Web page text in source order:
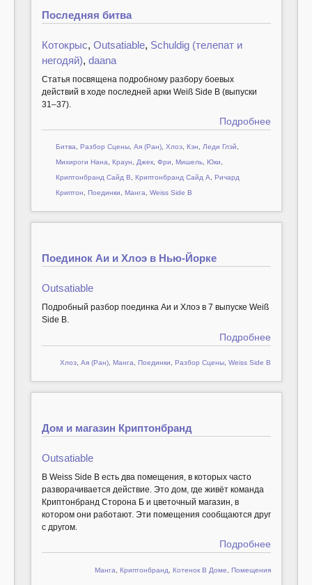
Последняя битва
Котокрыс, Outsatiable, Schuldig (телепат и
негодяй), daana
Cтатья посвящена подробному разбору боевых
действий в ходе последней арки Weiß Side B (выпуски
31–37).
Подробнее
Битва, Разбор Сцены, Ая (Ран), Хлоэ, Кэн, Леди Глэй,
Михироги Нана, Краун, Джек, Фри, Мишель, Юки,
Криптонбранд Сайд B, Криптонбранд Сайд A, Ричард
Криптон, Поединки, Манга, Weiss Side B
Поединок Аи и Хлоэ в Нью-Йорке
Outsatiable
Подробный разбор поединка Аи и Хлоэ в 7 выпуске Weiß
Side B.
Подробнее
Хлоэ, Ая (Ран), Манга Поединки Разбор Сцены, Weiss Side B
Дом и магазин Криптонбранд
Outsatiable
В Weiss Side B есть два помещения, в которых часто
разворачивается действие. Это дом, где живёт команда
Криптонбранд Сторона Б и цветочный магазин, в
котором они работают. Эти помещения сообщаются друг
с другом.
Подробнее
Манга Криптонбранд Котенок В Доме Помещения